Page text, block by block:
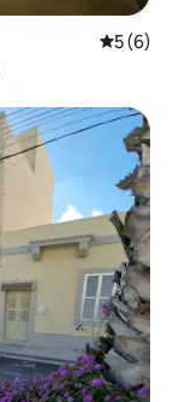
Средна
5 (6)